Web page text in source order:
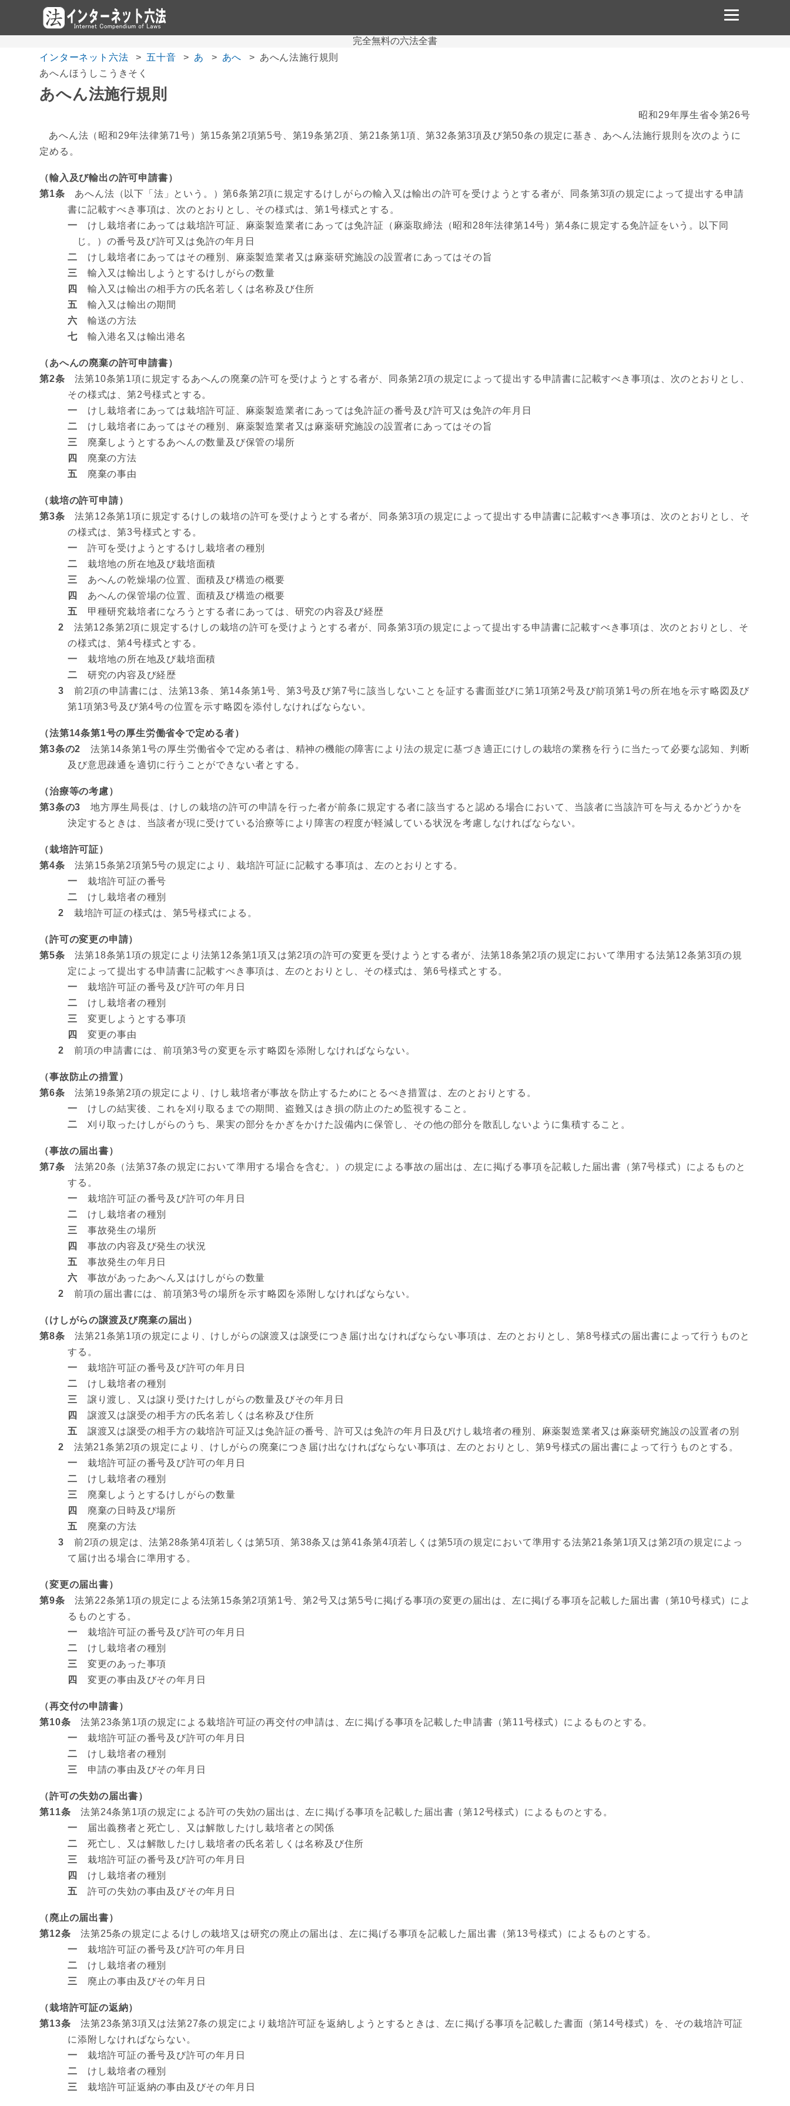
完全無料の六法全書
インターネット六法
五十音 あ あへ
あへん法施行規則
あへんほうしこうきそく
あへん法施行規則
昭和29年厚生省令第26号
あへん法（昭和29年法律第71号）第15条第2項第5号、第19条第2項、第21条第1項、第32条第3項及び第50条の規定に基き、あへん法施行規則を次のように
定める。
（輸入及び輸出の許可申請書）
第1条 あへん法（以下「法」という。）第6条第2項に規定するけしがらの輸入又は輸出の許可を受けようとする者が、同条第3項の規定によって提出する申請
書に記載すべき事項は、次のとおりとし、その様式は、第1号様式とする。
一 けし栽培者にあっては栽培許可証、麻薬製造業者にあっては免許証（麻薬取締法（昭和28年法律第14号）第4条に規定する免許証をいう。以下同
じ。）の番号及び許可又は免許の年月日
二 けし栽培者にあってはその種別、麻薬製造業者又は麻薬研究施設の設置者にあってはその旨
三
輸入又は輸出しようとするけしがらの数量
四
輸入又は輸出の相手方の氏名若しくは名称及び住所
五 輸入又は輸出の期間
六 輸送の方法
七 輸入港名又は輸出港名
（あへんの廃棄の許可申請書）
第2条 法第10条第1項に規定するあへんの廃棄の許可を受けようとする者が、同条第2項の規定によって提出する申請書に記載すべき事項は、次のとおりとし、
その様式は、第2号様式とする。
一 けし栽培者にあっては栽培許可証、麻薬製造業者にあっては免許証の番号及び許可又は免許の年月日
二 けし栽培者にあってはその種別、麻薬製造業者又は麻薬研究施設の設置者にあってはその旨
三
廃棄しようとするあへんの数量及び保管の場所
四
廃棄の方法
五 廃棄の事由
（栽培の許可申請）
第3条 法第12条第1項に規定するけしの栽培の許可を受けようとする者が、同条第3項の規定によって提出する申請書に記載すべき事項は、次のとおりとし、そ
の様式は、第3号様式とする。
一 許可を受けようとするけし栽培者の種別
二 栽培地の所在地及び栽培面積
三
あへんの乾燥場の位置、面積及び構造の概要
四
あへんの保管場の位置、面積及び構造の概要
五 甲種研究栽培者になろうとする者にあっては、研究の内容及び経歴
2 法第12条第2項に規定するけしの栽培の許可を受けようとする者が、同条第3項の規定によって提出する申請書に記載すべき事項は、次のとおりとし、そ
の様式は、第4号様式とする。
一 栽培地の所在地及び栽培面積
二 研究の内容及び経歴
3 前2項の申請書には、法第13条、第14条第1号、第3号及び第7号に該当しないことを証する書面並びに第1項第2号及び前項第1号の所在地を示す略図及び
第1項第3号及び第4号の位置を示す略図を添付しなければならない。
（法第14条第1号の厚生労働省令で定める者）
第3条の2 法第14条第1号の厚生労働省令で定める者は、精神の機能の障害により法の規定に基づき適正にけしの栽培の業務を行うに当たって必要な認知、判断
及び意思疎通を適切に行うことができない者とする。
（治療等の考慮）
第3条の3 地方厚生局長は、けしの栽培の許可の申請を行った者が前条に規定する者に該当すると認める場合において、当該者に当該許可を与えるかどうかを
決定するときは、当該者が現に受けている治療等により障害の程度が軽減している状況を考慮しなければならない。
（栽培許可証）
第4条 法第15条第2項第5号の規定により、栽培許可証に記載する事項は、左のとおりとする。
一 栽培許可証の番号
二 けし栽培者の種別
2 栽培許可証の様式は、第5号様式による。
（許可の変更の申請）
第5条 法第18条第1項の規定により法第12条第1項又は第2項の許可の変更を受けようとする者が、法第18条第2項の規定において準用する法第12条第3項の規
定によって提出する申請書に記載すべき事項は、左のとおりとし、その様式は、第6号様式とする。
一 栽培許可証の番号及び許可の年月日
二 けし栽培者の種別
三
変更しようとする事項
四
変更の事由
2 前項の申請書には、前項第3号の変更を示す略図を添附しなければならない。
（事故防止の措置）
第6条 法第19条第2項の規定により、けし栽培者が事故を防止するためにとるべき措置は、左のとおりとする。
一 けしの結実後、これを刈り取るまでの期間、盗難又はき損の防止のため監視すること。
二 刈り取ったけしがらのうち、果実の部分をかぎをかけた設備内に保管し、その他の部分を散乱しないように集積すること。
（事故の届出書）
第7条 法第20条（法第37条の規定において準用する場合を含む。）の規定による事故の届出は、左に掲げる事項を記載した届出書（第7号様式）によるものと
する。
一 栽培許可証の番号及び許可の年月日
二 けし栽培者の種別
三
事故発生の場所
四
事故の内容及び発生の状況
五 事故発生の年月日
六 事故があったあへん又はけしがらの数量
2 前項の届出書には、前項第3号の場所を示す略図を添附しなければならない。
（けしがらの譲渡及び廃棄の届出）
第8条 法第21条第1項の規定により、けしがらの譲渡又は譲受につき届け出なければならない事項は、左のとおりとし、第8号様式の届出書によって行うものと
する。
一 栽培許可証の番号及び許可の年月日
二 けし栽培者の種別
三
譲り渡し、又は譲り受けたけしがらの数量及びその年月日
四
譲渡又は譲受の相手方の氏名若しくは名称及び住所
五 譲渡又は譲受の相手方の栽培許可証又は免許証の番号、許可又は免許の年月日及びけし栽培者の種別、麻薬製造業者又は麻薬研究施設の設置者の別
2 法第21条第2項の規定により、けしがらの廃棄につき届け出なければならない事項は、左のとおりとし、第9号様式の届出書によって行うものとする。
一 栽培許可証の番号及び許可の年月日
二 けし栽培者の種別
三
廃棄しようとするけしがらの数量
四
廃棄の日時及び場所
五 廃棄の方法
3 前2項の規定は、法第28条第4項若しくは第5項、第38条又は第41条第4項若しくは第5項の規定において準用する法第21条第1項又は第2項の規定によっ
て届け出る場合に準用する。
（変更の届出書）
第9条 法第22条第1項の規定による法第15条第2項第1号、第2号又は第5号に掲げる事項の変更の届出は、左に掲げる事項を記載した届出書（第10号様式）によ
るものとする。
一 栽培許可証の番号及び許可の年月日
二 けし栽培者の種別
三
変更のあった事項
四
変更の事由及びその年月日
（再交付の申請書）
第10条 法第23条第1項の規定による栽培許可証の再交付の申請は、左に掲げる事項を記載した申請書（第11号様式）によるものとする。
一 栽培許可証の番号及び許可の年月日
二 けし栽培者の種別
三
申請の事由及びその年月日
（許可の失効の届出書）
第11条 法第24条第1項の規定による許可の失効の届出は、左に掲げる事項を記載した届出書（第12号様式）によるものとする。
一 届出義務者と死亡し、又は解散したけし栽培者との関係
二 死亡し、又は解散したけし栽培者の氏名若しくは名称及び住所
三
栽培許可証の番号及び許可の年月日
四
けし栽培者の種別
五 許可の失効の事由及びその年月日
（廃止の届出書）
第12条 法第25条の規定によるけしの栽培又は研究の廃止の届出は、左に掲げる事項を記載した届出書（第13号様式）によるものとする。
一 栽培許可証の番号及び許可の年月日
二 けし栽培者の種別
三
廃止の事由及びその年月日
（栽培許可証の返納）
第13条 法第23条第3項又は法第27条の規定により栽培許可証を返納しようとするときは、左に掲げる事項を記載した書面（第14号様式）を、その栽培許可証
に添附しなければならない。
一 栽培許可証の番号及び許可の年月日
二 けし栽培者の種別
三
栽培許可証返納の事由及びその年月日